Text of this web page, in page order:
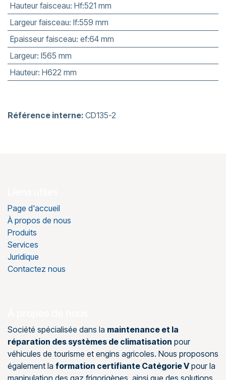
Hauteur faisceau: Hf:521 mm
Largeur faisceau: lf:559 mm
Epaisseur faisceau: ef:64 mm
Largeur: l565 mm
Hauteur: H622 mm
Référence interne: CD135-2
Page d'accueil
À propos de nous
Produits
Services
Juridique
Contactez nous
Société spécialisée dans la maintenance et la
réparation des systèmes de climatisation pour
véhicules de tourisme et engins agricoles. Nous proposons
également la formation certifiante Catégorie Vpour la